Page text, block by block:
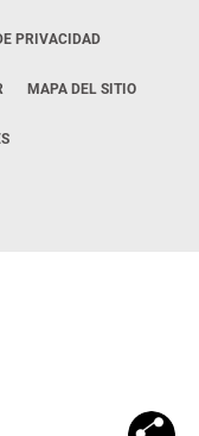
PRIVACIDAD
MAPA DEL SITIO